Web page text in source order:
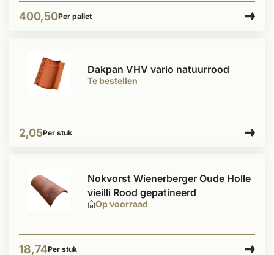
400,50Per pallet
Te bestellen
Dakpan VHV vario natuurrood
2,05Per stuk
Op voorraad
Nokvorst Wienerberger Oude Holle
vieilli Rood gepatineerd
18,74Per stuk